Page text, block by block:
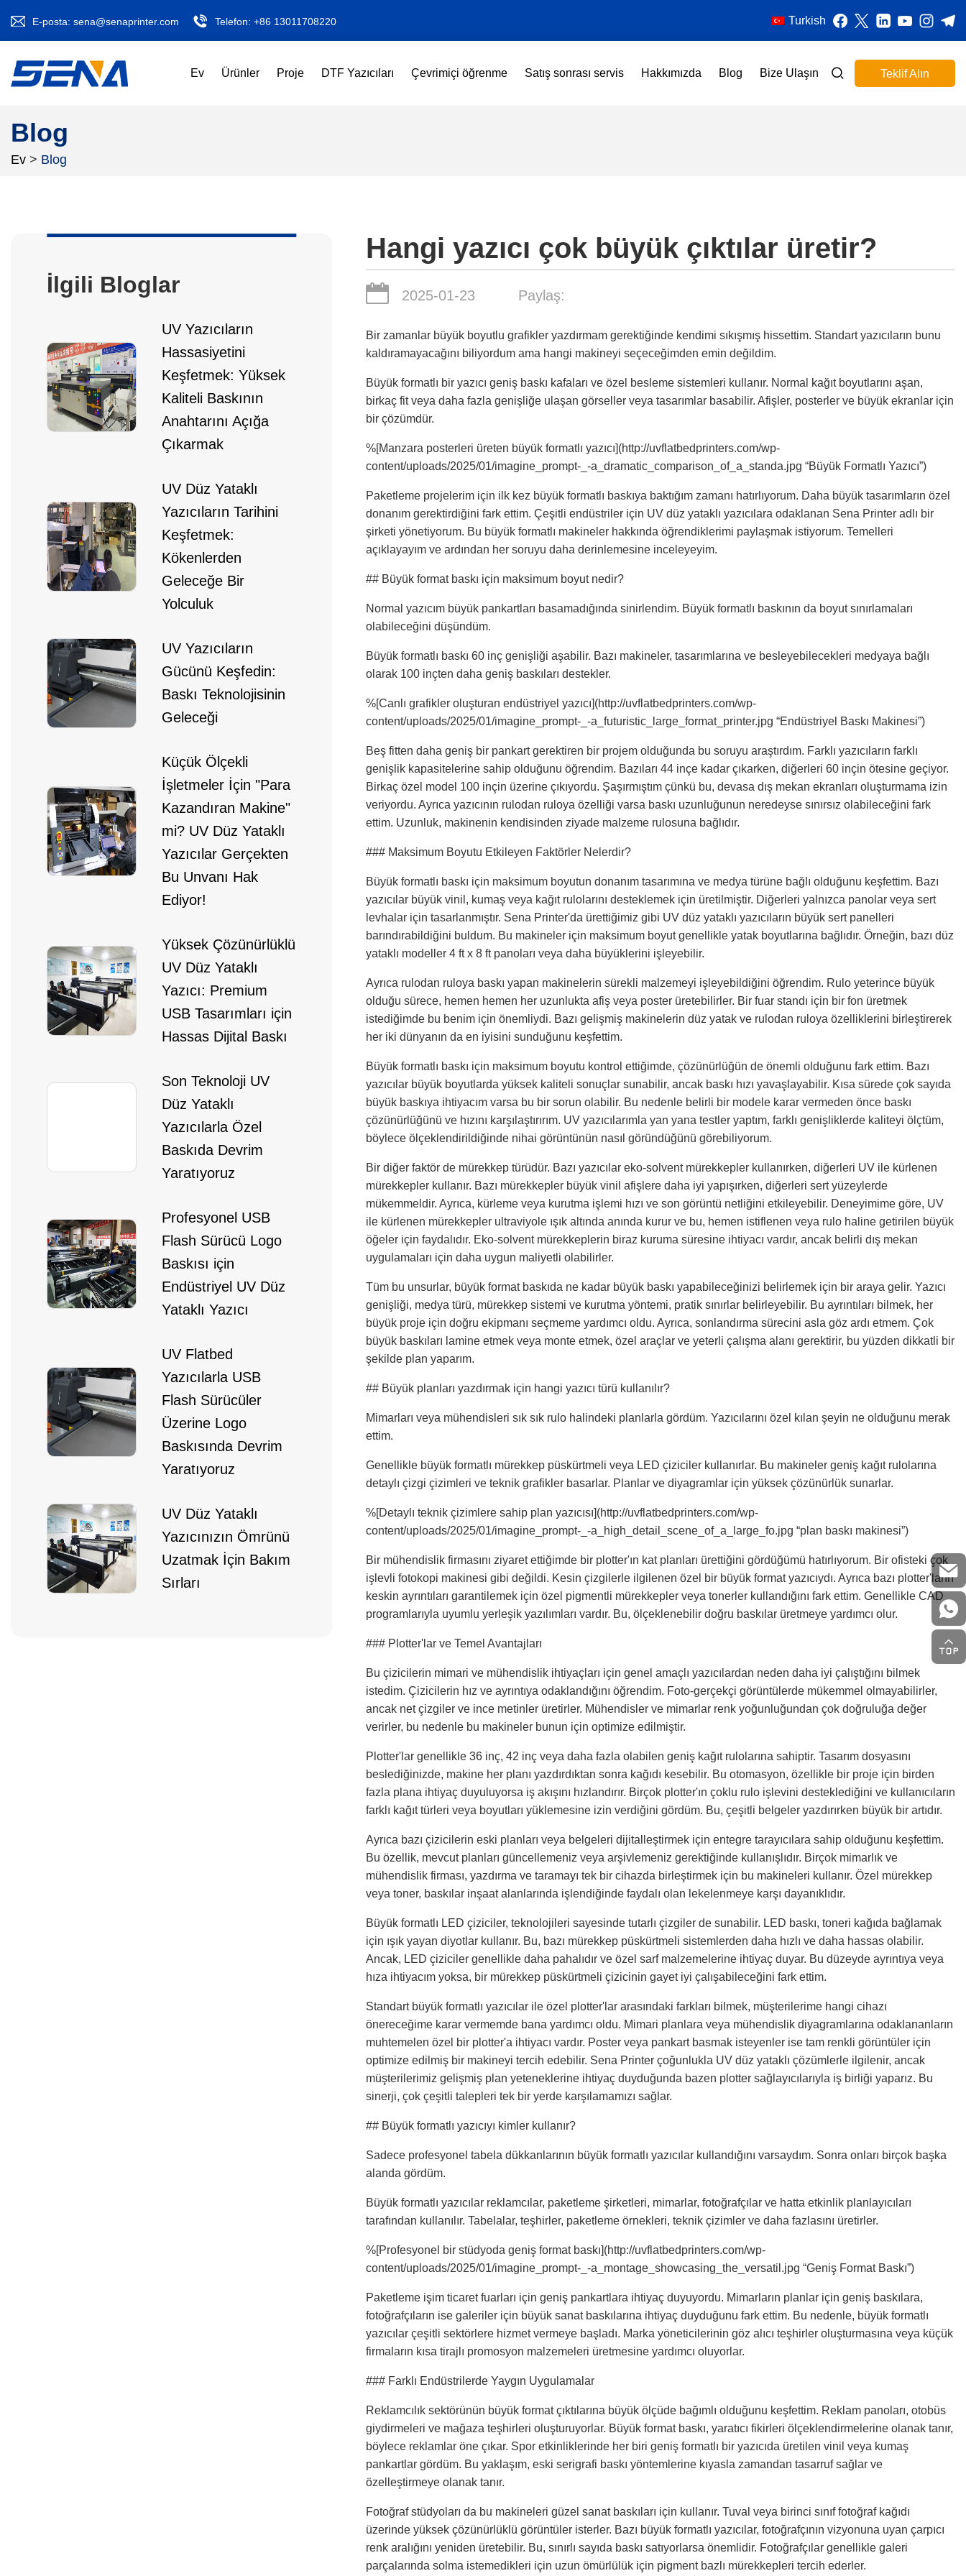
E-posta: sena@senaprinter.com Telefon: +86 13011708220 Turkish
Ev Ürünler Proje DTF Yazıcıları Çevrimiçi öğrenme Satış sonrası servis Hakkımızda Blog Bize Ulaşın Teklif Alın
Blog
Ev > Blog
İlgili Bloglar
UV Yazıcıların
Hassasiyetini
Keşfetmek: Yüksek
Kaliteli Baskının
Anahtarını Açığa
Çıkarmak
UV Düz Yataklı
Yazıcıların Tarihini
Keşfetmek:
Kökenlerden
Geleceğe Bir
Yolculuk
UV Yazıcıların
Gücünü Keşfedin:
Baskı Teknolojisinin
Geleceği
Küçük Ölçekli
İşletmeler İçin "Para
Kazandıran Makine"
mi? UV Düz Yataklı
Yazıcılar Gerçekten
Bu Unvanı Hak
Ediyor!
Yüksek Çözünürlüklü
UV Düz Yataklı
Yazıcı: Premium
USB Tasarımları için
Hassas Dijital Baskı
Son Teknoloji UV
Düz Yataklı
Yazıcılarla Özel
Baskıda Devrim
Yaratıyoruz
Profesyonel USB
Flash Sürücü Logo
Baskısı için
Endüstriyel UV Düz
Yataklı Yazıcı
UV Flatbed
Yazıcılarla USB
Flash Sürücüler
Üzerine Logo
Baskısında Devrim
Yaratıyoruz
UV Düz Yataklı
Yazıcınızın Ömrünü
Uzatmak İçin Bakım
Sırları
Hangi yazıcı çok büyük çıktılar üretir?
2025-01-23 Paylaş:
Bir zamanlar büyük boyutlu grafikler yazdırmam gerektiğinde kendimi sıkışmış hissettim. Standart yazıcıların bunu
kaldıramayacağını biliyordum ama hangi makineyi seçeceğimden emin değildim.
Büyük formatlı bir yazıcı geniş baskı kafaları ve özel besleme sistemleri kullanır. Normal kağıt boyutlarını aşan,
birkaç fit veya daha fazla genişliğe ulaşan görseller veya tasarımlar basabilir. Afişler, posterler ve büyük ekranlar için
bir çözümdür.
%[Manzara posterleri üreten büyük formatlı yazıcı](http://uvflatbedprinters.com/wp-
content/uploads/2025/01/imagine_prompt-_-a_dramatic_comparison_of_a_standa.jpg “Büyük Formatlı Yazıcı”)
Paketleme projelerim için ilk kez büyük formatlı baskıya baktığım zamanı hatırlıyorum. Daha büyük tasarımların özel
donanım gerektirdiğini fark ettim. Çeşitli endüstriler için UV düz yataklı yazıcılara odaklanan Sena Printer adlı bir
şirketi yönetiyorum. Bu büyük formatlı makineler hakkında öğrendiklerimi paylaşmak istiyorum. Temelleri
açıklayayım ve ardından her soruyu daha derinlemesine inceleyeyim.
## Büyük format baskı için maksimum boyut nedir?
Normal yazıcım büyük pankartları basamadığında sinirlendim. Büyük formatlı baskının da boyut sınırlamaları
olabileceğini düşündüm.
Büyük formatlı baskı 60 inç genişliği aşabilir. Bazı makineler, tasarımlarına ve besleyebilecekleri medyaya bağlı
olarak 100 inçten daha geniş baskıları destekler.
%[Canlı grafikler oluşturan endüstriyel yazıcı](http://uvflatbedprinters.com/wp-
content/uploads/2025/01/imagine_prompt-_-a_futuristic_large_format_printer.jpg “Endüstriyel Baskı Makinesi”)
Beş fitten daha geniş bir pankart gerektiren bir projem olduğunda bu soruyu araştırdım. Farklı yazıcıların farklı
genişlik kapasitelerine sahip olduğunu öğrendim. Bazıları 44 inçe kadar çıkarken, diğerleri 60 inçin ötesine geçiyor.
Birkaç özel model 100 inçin üzerine çıkıyordu. Şaşırmıştım çünkü bu, devasa dış mekan ekranları oluşturmama izin
veriyordu. Ayrıca yazıcının rulodan ruloya özelliği varsa baskı uzunluğunun neredeyse sınırsız olabileceğini fark
ettim. Uzunluk, makinenin kendisinden ziyade malzeme rulosuna bağlıdır.
### Maksimum Boyutu Etkileyen Faktörler Nelerdir?
Büyük formatlı baskı için maksimum boyutun donanım tasarımına ve medya türüne bağlı olduğunu keşfettim. Bazı
yazıcılar büyük vinil, kumaş veya kağıt rulolarını desteklemek için üretilmiştir. Diğerleri yalnızca panolar veya sert
levhalar için tasarlanmıştır. Sena Printer'da ürettiğimiz gibi UV düz yataklı yazıcıların büyük sert panelleri
barındırabildiğini buldum. Bu makineler için maksimum boyut genellikle yatak boyutlarına bağlıdır. Örneğin, bazı düz
yataklı modeller 4 ft x 8 ft panoları veya daha büyüklerini işleyebilir.
Ayrıca rulodan ruloya baskı yapan makinelerin sürekli malzemeyi işleyebildiğini öğrendim. Rulo yeterince büyük
olduğu sürece, hemen hemen her uzunlukta afiş veya poster üretebilirler. Bir fuar standı için bir fon üretmek
istediğimde bu benim için önemliydi. Bazı gelişmiş makinelerin düz yatak ve rulodan ruloya özelliklerini birleştirerek
her iki dünyanın da en iyisini sunduğunu keşfettim.
Büyük formatlı baskı için maksimum boyutu kontrol ettiğimde, çözünürlüğün de önemli olduğunu fark ettim. Bazı
yazıcılar büyük boyutlarda yüksek kaliteli sonuçlar sunabilir, ancak baskı hızı yavaşlayabilir. Kısa sürede çok sayıda
büyük baskıya ihtiyacım varsa bu bir sorun olabilir. Bu nedenle belirli bir modele karar vermeden önce baskı
çözünürlüğünü ve hızını karşılaştırırım. UV yazıcılarımla yan yana testler yaptım, farklı genişliklerde kaliteyi ölçtüm,
böylece ölçeklendirildiğinde nihai görüntünün nasıl göründüğünü görebiliyorum.
Bir diğer faktör de mürekkep türüdür. Bazı yazıcılar eko-solvent mürekkepler kullanırken, diğerleri UV ile kürlenen
mürekkepler kullanır. Bazı mürekkepler büyük vinil afişlere daha iyi yapışırken, diğerleri sert yüzeylerde
mükemmeldir. Ayrıca, kürleme veya kurutma işlemi hızı ve son görüntü netliğini etkileyebilir. Deneyimime göre, UV
ile kürlenen mürekkepler ultraviyole ışık altında anında kurur ve bu, hemen istiflenen veya rulo haline getirilen büyük
öğeler için faydalıdır. Eko-solvent mürekkeplerin biraz kuruma süresine ihtiyacı vardır, ancak belirli dış mekan
uygulamaları için daha uygun maliyetli olabilirler.
Tüm bu unsurlar, büyük format baskıda ne kadar büyük baskı yapabileceğinizi belirlemek için bir araya gelir. Yazıcı
genişliği, medya türü, mürekkep sistemi ve kurutma yöntemi, pratik sınırlar belirleyebilir. Bu ayrıntıları bilmek, her
büyük proje için doğru ekipmanı seçmeme yardımcı oldu. Ayrıca, sonlandırma sürecini asla göz ardı etmem. Çok
büyük baskıları lamine etmek veya monte etmek, özel araçlar ve yeterli çalışma alanı gerektirir, bu yüzden dikkatli bir
şekilde plan yaparım.
## Büyük planları yazdırmak için hangi yazıcı türü kullanılır?
Mimarları veya mühendisleri sık sık rulo halindeki planlarla gördüm. Yazıcılarını özel kılan şeyin ne olduğunu merak
ettim.
Genellikle büyük formatlı mürekkep püskürtmeli veya LED çiziciler kullanırlar. Bu makineler geniş kağıt rulolarına
detaylı çizgi çizimleri ve teknik grafikler basarlar. Planlar ve diyagramlar için yüksek çözünürlük sunarlar.
%[Detaylı teknik çizimlere sahip plan yazıcısı](http://uvflatbedprinters.com/wp-
content/uploads/2025/01/imagine_prompt-_-a_high_detail_scene_of_a_large_fo.jpg “plan baskı makinesi”)
Bir mühendislik firmasını ziyaret ettiğimde bir plotter'ın kat planları ürettiğini gördüğümü hatırlıyorum. Bir ofisteki çok
işlevli fotokopi makinesi gibi değildi. Kesin çizgilerle ilgilenen özel bir büyük format yazıcıydı. Ayrıca bazı plotter'ların
keskin ayrıntıları garantilemek için özel pigmentli mürekkepler veya tonerler kullandığını fark ettim. Genellikle CAD
programlarıyla uyumlu yerleşik yazılımları vardır. Bu, ölçeklenebilir doğru baskılar üretmeye yardımcı olur.
### Plotter'lar ve Temel Avantajları
Bu çizicilerin mimari ve mühendislik ihtiyaçları için genel amaçlı yazıcılardan neden daha iyi çalıştığını bilmek
istedim. Çizicilerin hız ve ayrıntıya odaklandığını öğrendim. Foto-gerçekçi görüntülerde mükemmel olmayabilirler,
ancak net çizgiler ve ince metinler üretirler. Mühendisler ve mimarlar renk yoğunluğundan çok doğruluğa değer
verirler, bu nedenle bu makineler bunun için optimize edilmiştir.
Plotter'lar genellikle 36 inç, 42 inç veya daha fazla olabilen geniş kağıt rulolarına sahiptir. Tasarım dosyasını
beslediğinizde, makine her planı yazdırdıktan sonra kağıdı kesebilir. Bu otomasyon, özellikle bir proje için birden
fazla plana ihtiyaç duyuluyorsa iş akışını hızlandırır. Birçok plotter'ın çoklu rulo işlevini desteklediğini ve kullanıcıların
farklı kağıt türleri veya boyutları yüklemesine izin verdiğini gördüm. Bu, çeşitli belgeler yazdırırken büyük bir artıdır.
Ayrıca bazı çizicilerin eski planları veya belgeleri dijitalleştirmek için entegre tarayıcılara sahip olduğunu keşfettim.
Bu özellik, mevcut planları güncellemeniz veya arşivlemeniz gerektiğinde kullanışlıdır. Birçok mimarlık ve
mühendislik firması, yazdırma ve taramayı tek bir cihazda birleştirmek için bu makineleri kullanır. Özel mürekkep
veya toner, baskılar inşaat alanlarında işlendiğinde faydalı olan lekelenmeye karşı dayanıklıdır.
Büyük formatlı LED çiziciler, teknolojileri sayesinde tutarlı çizgiler de sunabilir. LED baskı, toneri kağıda bağlamak
için ışık yayan diyotlar kullanır. Bu, bazı mürekkep püskürtmeli sistemlerden daha hızlı ve daha hassas olabilir.
Ancak, LED çiziciler genellikle daha pahalıdır ve özel sarf malzemelerine ihtiyaç duyar. Bu düzeyde ayrıntıya veya
hıza ihtiyacım yoksa, bir mürekkep püskürtmeli çizicinin gayet iyi çalışabileceğini fark ettim.
Standart büyük formatlı yazıcılar ile özel plotter'lar arasındaki farkları bilmek, müşterilerime hangi cihazı
önereceğime karar vermemde bana yardımcı oldu. Mimari planlara veya mühendislik diyagramlarına odaklananların
muhtemelen özel bir plotter'a ihtiyacı vardır. Poster veya pankart basmak isteyenler ise tam renkli görüntüler için
optimize edilmiş bir makineyi tercih edebilir. Sena Printer çoğunlukla UV düz yataklı çözümlerle ilgilenir, ancak
müşterilerimiz gelişmiş plan yeteneklerine ihtiyaç duyduğunda bazen plotter sağlayıcılarıyla iş birliği yaparız. Bu
sinerji, çok çeşitli talepleri tek bir yerde karşılamamızı sağlar.
## Büyük formatlı yazıcıyı kimler kullanır?
Sadece profesyonel tabela dükkanlarının büyük formatlı yazıcılar kullandığını varsaydım. Sonra onları birçok başka
alanda gördüm.
Büyük formatlı yazıcılar reklamcılar, paketleme şirketleri, mimarlar, fotoğrafçılar ve hatta etkinlik planlayıcıları
tarafından kullanılır. Tabelalar, teşhirler, paketleme örnekleri, teknik çizimler ve daha fazlasını üretirler.
%[Profesyonel bir stüdyoda geniş format baskı](http://uvflatbedprinters.com/wp-
content/uploads/2025/01/imagine_prompt-_-a_montage_showcasing_the_versatil.jpg “Geniş Format Baskı”)
Paketleme işim ticaret fuarları için geniş pankartlara ihtiyaç duyuyordu. Mimarların planlar için geniş baskılara,
fotoğrafçıların ise galeriler için büyük sanat baskılarına ihtiyaç duyduğunu fark ettim. Bu nedenle, büyük formatlı
yazıcılar çeşitli sektörlere hizmet vermeye başladı. Marka yöneticilerinin göz alıcı teşhirler oluşturmasına veya küçük
firmaların kısa tirajlı promosyon malzemeleri üretmesine yardımcı oluyorlar.
### Farklı Endüstrilerde Yaygın Uygulamalar
Reklamcılık sektörünün büyük format çıktılarına büyük ölçüde bağımlı olduğunu keşfettim. Reklam panoları, otobüs
giydirmeleri ve mağaza teşhirleri oluşturuyorlar. Büyük format baskı, yaratıcı fikirleri ölçeklendirmelerine olanak tanır,
böylece reklamlar öne çıkar. Spor etkinliklerinde her biri geniş formatlı bir yazıcıda üretilen vinil veya kumaş
pankartlar gördüm. Bu yaklaşım, eski serigrafi baskı yöntemlerine kıyasla zamandan tasarruf sağlar ve
özelleştirmeye olanak tanır.
Fotoğraf stüdyoları da bu makineleri güzel sanat baskıları için kullanır. Tuval veya birinci sınıf fotoğraf kağıdı
üzerinde yüksek çözünürlüklü görüntüler isterler. Bazı büyük formatlı yazıcılar, fotoğrafçının vizyonuna uyan çarpıcı
renk aralığını yeniden üretebilir. Bu, sınırlı sayıda baskı satıyorlarsa önemlidir. Fotoğrafçılar genellikle galeri
parçalarında solma istemedikleri için uzun ömürlülük için pigment bazlı mürekkepleri tercih ederler.